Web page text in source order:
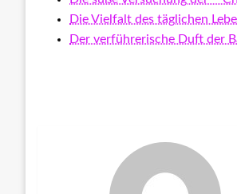
Die Vielfalt des täglichen
Der verführerische Duft der